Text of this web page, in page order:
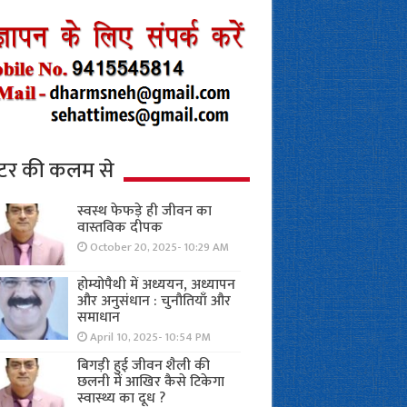
की कलम से
स्वस्थ फेफड़े ही जीवन का
वास्तविक दीपक
October 20, 2025- 10:29 AM
होम्योपैथी में अध्ययन, अध्यापन
और अनुसंधान : चुनौतियाँ और
समाधान
April 10, 2025- 10:54 PM
बिगड़ी हुई जीवन शैली की
छलनी में आखिर कैसे टिकेगा
स्वास्थ्य का दूध ?